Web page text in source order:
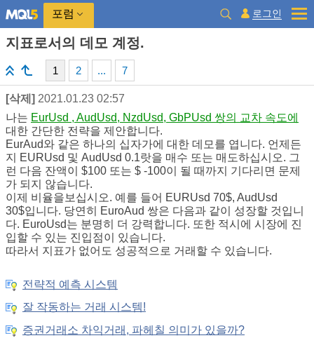
포럼 로그인
지표로서의 데모 계정.
1 2 ... 7
[삭제] 2021.01.23 02:57
나는 EurUsd , AudUsd, NzdUsd, GbPUsd 쌍의 교차 속도에
대한 간단한 전략을 제안합니다.
EurAud와 같은 하나의 십자가에 대한 데모를 엽니다. 언제든
지 EURUsd 및 AudUsd 0.1랏을 매수 또는 매도하십시오. 그
런 다음 잔액이 $100 또는 $ -100이 될 때까지 기다리면 문제
가 되지 않습니다.
이제 비율을보십시오. 예를 들어 EURUsd 70$, AudUsd
30$입니다. 당연히 EuroAud 쌍은 다음과 같이 성장할 것입니
다. EuroUsd는 분명히 더 강력합니다. 또한 적시에 시장에 진
입할 수 있는 진입점이 있습니다.
따라서 지표가 없어도 성공적으로 거래할 수 있습니다.
전략적 예측 시스템
잘 작동하는 거래 시스템!
증권거래소 차익거래, 파헤칠 의미가 있을까?